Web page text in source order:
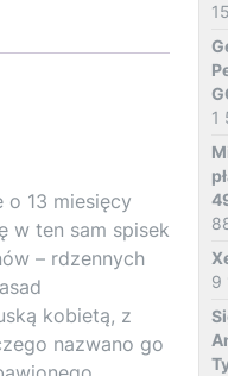
o 13 miesięcy
w ten sam spisek
– rdzennych
kobietą, z
nazwano go
1
9